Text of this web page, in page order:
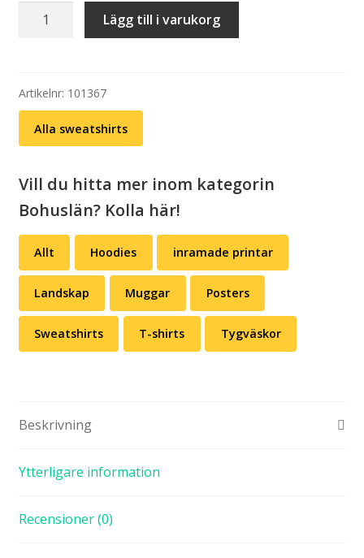
Sweatshirt:
(välj
färg)
mängd
Lägg till i varukorg
Artikelnr: 101367
Alla sweatshirts
Vill du hitta mer inom kategorin
Bohuslän? Kolla här!
Allt Hoodies inramade printar
Landskap Muggar Posters
Sweatshirts T-shirts Tygväskor
Beskrivning
Ytterligare information
Recensioner (0)